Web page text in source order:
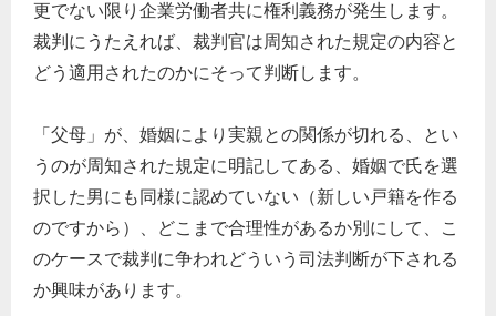
更でない限り企業労働者共に権利義務が発生します。
裁判にうたえれば、裁判官は周知された規定の内容と
どう適用されたのかにそって判断します。
「父母」が、婚姻により実親との関係が切れる、とい
うのが周知された規定に明記してある、婚姻で氏を選
択した男にも同様に認めていない（新しい戸籍を作る
のですから）、どこまで合理性があるか別にして、こ
のケースで裁判に争われどういう司法判断が下される
か興味があります。